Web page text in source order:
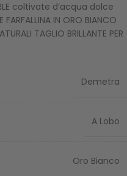
coltivate d’acqua dolce
IN ORO BIANCO
TAGLIO BRILLANTE PER
Demetra
A Lobo
Oro Bianco